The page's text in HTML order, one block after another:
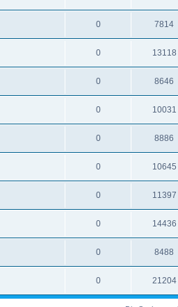
0 7814
0 13118
0 8646
0 10031
0 8886
0 10645
0 11397
0 14436
0 8488
0 21204